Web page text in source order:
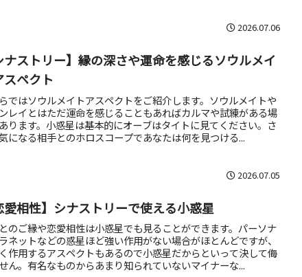
2026.07.06
ナストリー】縁の深さや運命を感じるソウルメイ
スペクト
ではソウルメイトアスペクトをご紹介します。ソウルメイトや
レイとはただ運命を感じることもあればカルマや試練がある場
ります。小惑星は基本的にオーブはタイトに見てください。さ
になる相手とのホロスコープであなたは何を見つける...
2026.07.05
愛相性】シナストリーで使える小惑星
のご縁や恋愛相性は小惑星でも見ることができます。パーソナ
ネットなどの惑星ほど強い作用がない場合がほとんどですが、
作用するアスペクトもあるので小惑星だからといって決して侮
ん。有名なものからあまり知られていないマイナーな...